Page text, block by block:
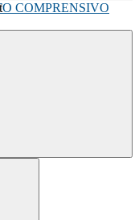
COMPRENSIVO